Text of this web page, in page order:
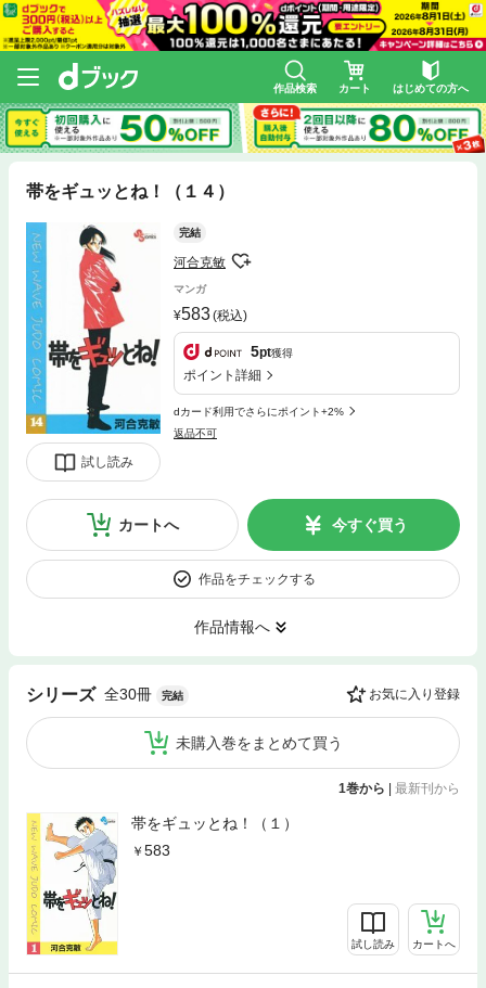
作品検索 カート はじめての方へ
帯をギュッとね！（１４）
試し読み
完結
河合克敏
マンガ
583(税込)
5pt獲得
ポイント詳細
dカード利用でさらにポイント+2%
返品不可
カートへ 今すぐ買う
作品をチェックする
作品情報へ
シリーズ 全30冊 完結 お気に入り登録
未購入巻をまとめて買う
1巻から 最新刊から
帯をギュッとね！（１）
583
試し読み カートへ